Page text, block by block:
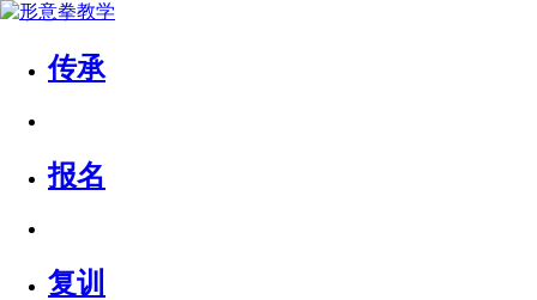
传承
报名
复训